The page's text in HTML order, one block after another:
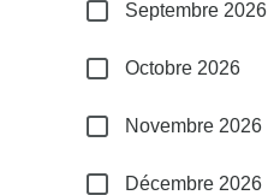
Septembre 2026
Octobre 2026
Novembre 2026
Décembre 2026